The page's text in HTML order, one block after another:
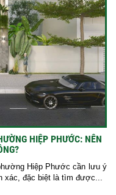
HIỆP PHƯỚC: NÊN
Hiệp Phước cần lưu ý
xác, đặc biệt là tìm được...